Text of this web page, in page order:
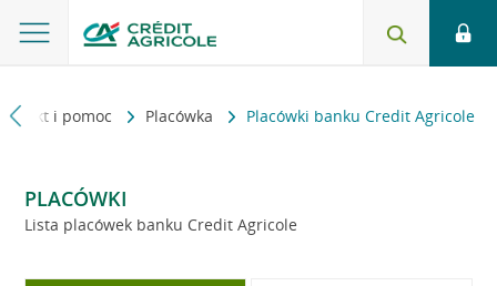
i pomoc Placówka Placówki banku Credit Agricole
PLACÓWKI
Lista placówek banku Credit Agricole